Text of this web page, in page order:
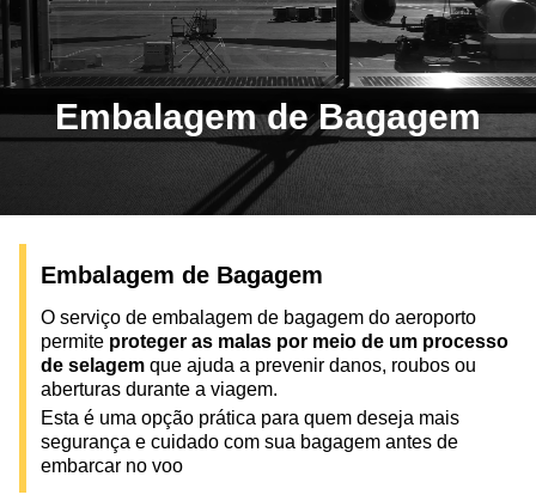
Embalagem de Bagagem
Embalagem de Bagagem
O serviço de embalagem de bagagem do aeroporto
permite proteger as malas por meio de um processo
de selagem que ajuda a prevenir danos, roubos ou
aberturas durante a viagem.
Esta é uma opção prática para quem deseja mais
segurança e cuidado com sua bagagem antes de
embarcar no voo